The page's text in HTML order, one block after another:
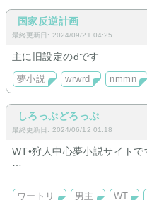
国家反逆計画
最終更新日: 2024/09/21 04:25
主に旧設定のdです
夢小説 wrwrd nmmn
しろっぷどろっぷ
最終更新日: 2024/06/12 01:18
WT•狩人中心夢小説サイトで
ワートリ
ワートリ 男主 WT